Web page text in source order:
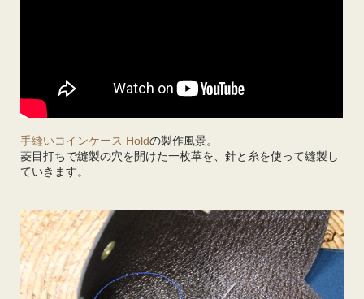
手縫いコインケース Holdの製作風景。
菱目打ちで縫製の穴を開けた一枚革を、針と糸を使って縫製し
ていきます。